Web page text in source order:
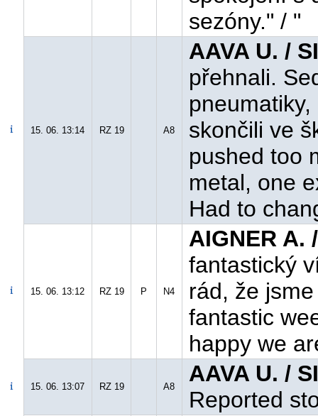
sezóny." / "
15. 06. 13:14 RZ 19 A8
AAVA U. /
přehnali.
skončili ve
pushed too
metal, one
Had to
15. 06. 13:12 RZ 19 P N4
AIGNER A.
fantastický
rád, že
fantastic
happy we
15. 06. 13:07 RZ 19 A8
AAVA U. /
Reported